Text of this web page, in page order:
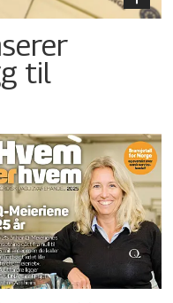
til